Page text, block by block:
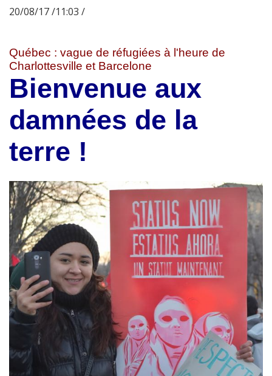
20/08/17 /11:03 /
Québec : vague de réfugiées à l'heure de
Charlottesville et Barcelone
Bienvenue aux
damnées de la
terre !